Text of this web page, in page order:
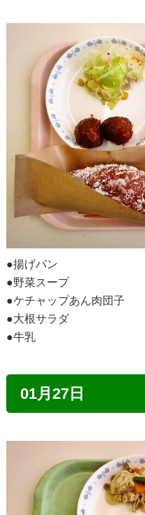
●揚げパン
●野菜スープ
●ケチャップあん肉団子
●大根サラダ
●牛乳
01月27日